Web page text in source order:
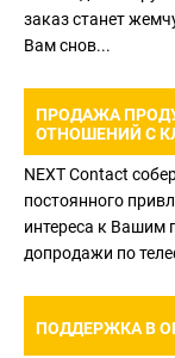
заказ станет
Вам снов...
ПРОДАЖА
ОТНОШЕНИЙ С
NEXT Contact
постоянного
интереса к Вашим
допродажи по
ПОДДЕРЖКА В